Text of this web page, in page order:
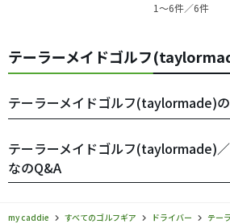
1〜6件／6件
テーラーメイドゴルフ
テーラーメイドゴルフ(taylormade)
テーラーメイドゴルフ(taylormade)
なのQ&A
my caddie すべてのゴルフギア ドライバー テー